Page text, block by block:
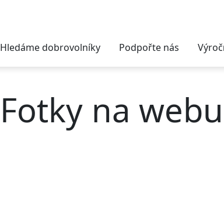
Hledáme dobrovolníky Podpořte nás
Fotky na webu